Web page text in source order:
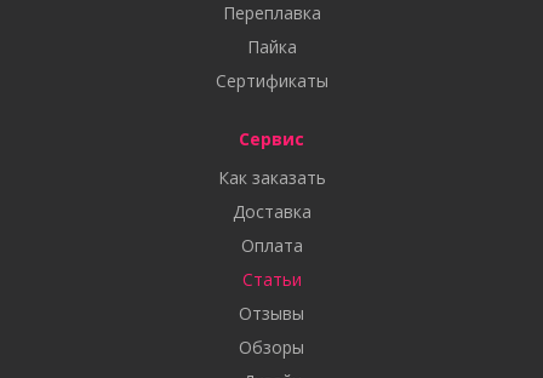
Переплавка
Пайка
Сертификаты
Сервис
Как заказать
Доставка
Оплата
Статьи
Отзывы
Обзоры